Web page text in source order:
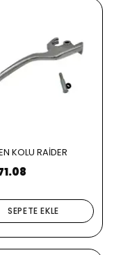
KOLU RAİDER
SEPETE EKLE